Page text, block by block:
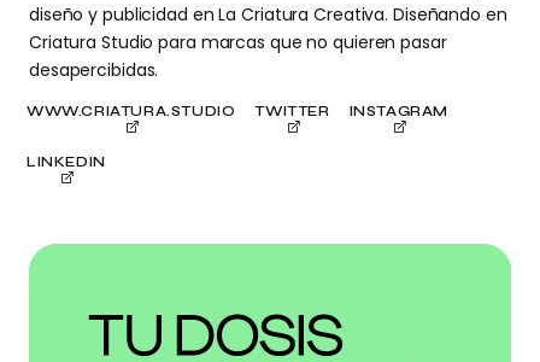
diseño y publicidad en La Criatura Creativa. Diseñando en
Criatura Studio para marcas que no quieren pasar
desapercibidas.
WWW.CRIATURA.STUDIO TWITTER INSTAGRAM
LINKEDIN